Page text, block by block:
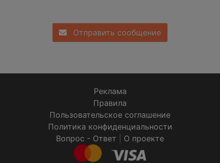
Отправить сообщение
Реклама
Правила
Пользовательское соглашение
Политика конфиденциальности
Вопрос - Ответ
О проекте